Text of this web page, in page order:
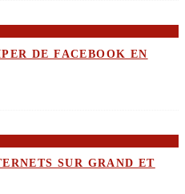
DE FACEBOOK EN
SUR GRAND ET